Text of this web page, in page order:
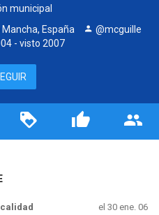
municipal
España
@mcguille
- visto 2007
el 30 ene. 06